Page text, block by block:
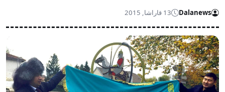
Dalanews 13 قاراشا, 2015